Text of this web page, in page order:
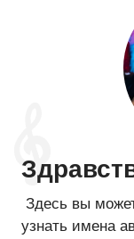
Здесь вы
узнать имена